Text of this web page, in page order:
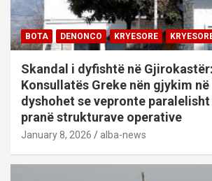
BOTA DENONCO KRYESORE
Skandal i dyfishtë në
Konsullatës Greke nën gjykim në
dyshohet se vepronte
pranë strukturave operative
January 8, 2026 alba-news